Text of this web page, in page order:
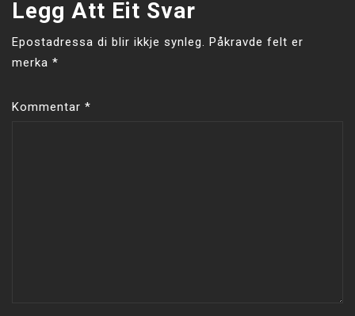
Legg Att Eit Svar
Epostadressa di blir ikkje synleg. Påkravde felt er
merka *
Kommentar *